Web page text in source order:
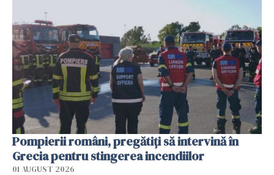
Pompierii români, pregătiţi să intervină în
Grecia pentru stingerea incendiilor
01 AUGUST 2026